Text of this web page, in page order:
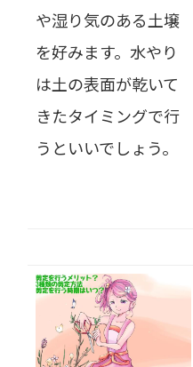
や湿り気のある土壌
を好みます。水やり
は土の表面が乾いて
きたタイミングで行
うといいでしょう。